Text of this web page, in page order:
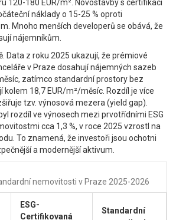
120-180 EUR/m². Novostavby s certifikací
náklady o 15-25 % oproti
Mnoho menších developerů se obává, že
nájemníkům.
Data z roku 2025 ukazují, že prémiové
v Praze dosahují nájemných sazeb
zatímco standardní prostory bez
18,7 EUR/m²/měsíc. Rozdíl je více
tzv. výnosová mezera (yield gap).
rozdíl ve výnosech mezi prvotřídními ESG
cca 1,3 %, v roce 2025 vzrostl na
To znamená, že investoři jsou ochotni
a modernější aktivum.
nemovitosti v Praze 2025-2026
ESG-
Certifikovaná
Standardní